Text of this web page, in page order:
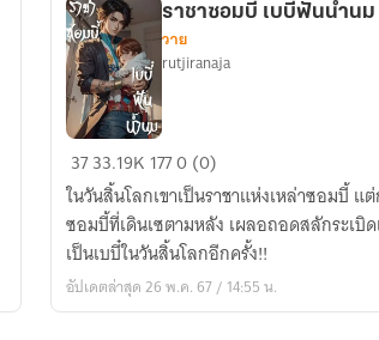
ราชา
ซอมบี้
เบบี๋
ฟัน
น้ำนม
[Yaoi]
ราชาซอมบี้ เบบี๋ฟันน้ำนม
วาย
rutjiranaja
3733.19K 1770 (0)
ในวันสิ้นโลกเขาเป็นราชาแห่งเหล่าซอมบี้
ซอมบี้ที่เดินเซตามหลัง เผลอถอดสลักระเบิดเล่นใน
เป็นเบบี๋ในวันสิ้นโลกอีกครั้ง!!
อัปเดตล่าสุด 26 พ.ค. 67 / 14:55 น.